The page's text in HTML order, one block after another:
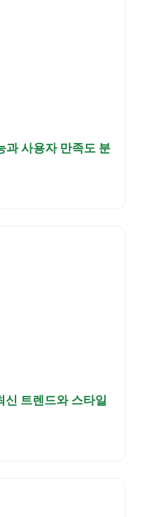
과 사용자 만족도 분
신 트렌드와 스타일